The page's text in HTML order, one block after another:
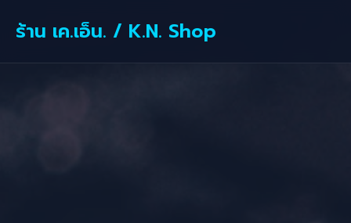
ร้าน เค.เอ็น. / K.N. Shop